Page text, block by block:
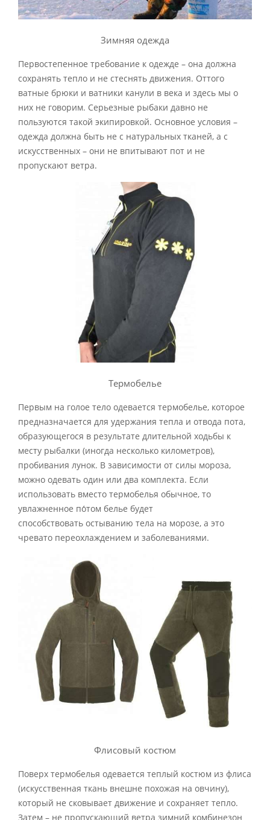
Зимняя одежда
Первостепенное требование к одежде – она должна
сохранять тепло и не стеснять движения. Оттого
ватные брюки и ватники канули в века и здесь мы о
них не говорим. Серьезные рыбаки давно не
пользуются такой экипировкой. Основное условия –
одежда должна быть не с натуральных тканей, а с
искусственных – они не впитывают пот и не
пропускают ветра.
Термобелье
Первым на голое тело одевается термобелье, которое
предназначается для удержания тепла и отвода пота,
образующегося в результате длительной ходьбы к
месту рыбалки (иногда несколько километров),
пробивания лунок. В зависимости от силы мороза,
можно одевать один или два комплекта. Если
использовать вместо термобелья обычное, то
увлажненное по́том белье будет
способствовать остыванию тела на морозе, а это
чревато переохлаждением и заболеваниями.
Флисовый костюм
Поверх термобелья одевается теплый костюм из флиса
(искусственная ткань внешне похожая на овчину),
который не сковывает движение и сохраняет тепло.
Затем – не пропускающий ветра зимний комбинезон